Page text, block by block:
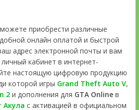
приобрести различные
онлайн оплатой и быстрой
адрес электронной почты и вам
кабинет в интернет-
настоящую цифровую продукцию
которой игры Grand Theft Auto V,
2и дополнения для GTA Onlineв
Акула с активацией в официальном